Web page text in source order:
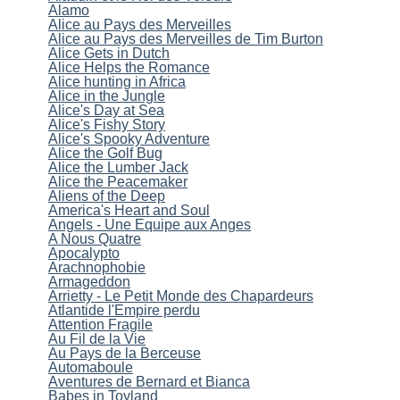
Alamo
Alice au Pays des Merveilles
Alice au Pays des Merveilles de Tim Burton
Alice Gets in Dutch
Alice Helps the Romance
Alice hunting in Africa
Alice in the Jungle
Alice's Day at Sea
Alice's Fishy Story
Alice's Spooky Adventure
Alice the Golf Bug
Alice the Lumber Jack
Alice the Peacemaker
Aliens of the Deep
America's Heart and Soul
Angels - Une Equipe aux Anges
A Nous Quatre
Apocalypto
Arachnophobie
Armageddon
Arrietty - Le Petit Monde des Chapardeurs
Atlantide l'Empire perdu
Attention Fragile
Au Fil de la Vie
Au Pays de la Berceuse
Automaboule
Aventures de Bernard et Bianca
Babes in Toyland